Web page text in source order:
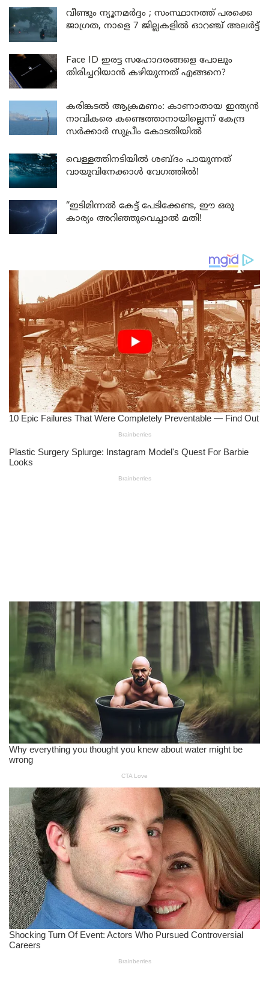
വീണ്ടും ന്യൂനമർദ്ദം ; സംസ്ഥാനത്ത് പരക്കെ
ജാഗ്രത, നാളെ 7 ജില്ലകളിൽ ഓറഞ്ച് അലർട്ട്
Face ID ഇരട്ട സഹോദരങ്ങളെ പോലും
തിരിച്ചറിയാൻ കഴിയുന്നത് എങ്ങനെ?
കരിങ്കടൽ ആക്രമണം: കാണാതായ ഇന്ത്യൻ
നാവികരെ കണ്ടെത്താനായില്ലെന്ന് കേന്ദ്ര
സർക്കാർ സുപ്രീം കോടതിയിൽ
വെള്ളത്തിനടിയിൽ ശബ്ദം പായുന്നത്
വായുവിനേക്കാൾ വേഗത്തിൽ!
“ഇടിമിന്നൽ കേട്ട് പേടിക്കേണ്ട, ഈ ഒരു
കാര്യം അറിഞ്ഞുവെച്ചാൽ മതി!